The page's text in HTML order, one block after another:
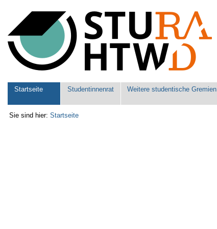
Werkzeuge
Sektionen
Startseite Studentinnenrat Weitere studentische Gremien
Sie sind hier: Startseite